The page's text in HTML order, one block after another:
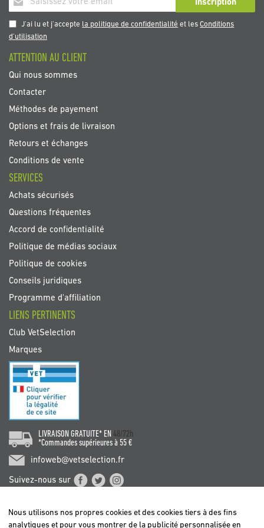
à
notre
newsletter
Inscription
J'ai lu et j'accepte la politique de confidentialité et lesConditions
d'utilisation
ATTENTION AU CLIENT
Qui nous sommes
Contacter
Méthodes de payement
Options et frais de livraison
Retours et échanges
Conditions de vente
SERVICES
Achats sécurisés
Questions fréquentes
Accord de confidentialité
Politique de médias sociaux
Politique de cookies
Conseils juridiques
Programme d'affiliation
LIENS PERTINENTS
Club VetSelection
Marques
LIVRAISON GRATUITE* EN 48/72h
*Commandes supérieures à 55 €
infoweb@vetselection.fr
Suivez-nous sur
Nous utilisons nos propres cookies et des cookies tiers à des fins
analytiques et pour vous montrer de la publicité personnalisée en